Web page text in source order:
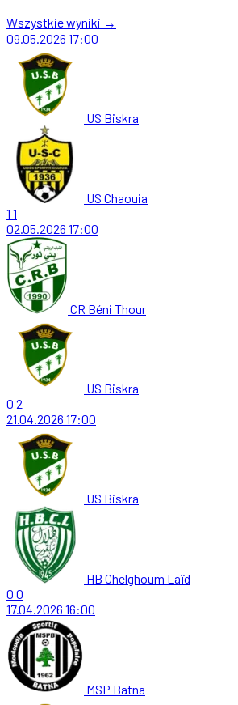
Wszystkie wyniki →
09.05.2026 17:00
US Biskra
US Chaouia
1 1
02.05.2026 17:00
CR Béni Thour
US Biskra
0 2
21.04.2026 17:00
US Biskra
HB Chelghoum Laïd
0 0
17.04.2026 16:00
MSP Batna